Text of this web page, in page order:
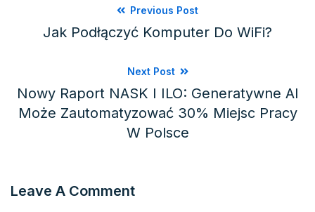
Previous Post
Jak Podłączyć Komputer Do WiFi?
Next Post
Nowy Raport NASK I ILO: Generatywne AI
Może Zautomatyzować 30% Miejsc Pracy
W Polsce
Leave A Comment